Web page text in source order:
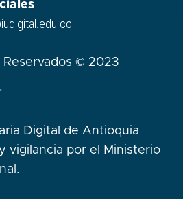
© 2023
Digital de Antioquia
vigilancia por el Ministerio